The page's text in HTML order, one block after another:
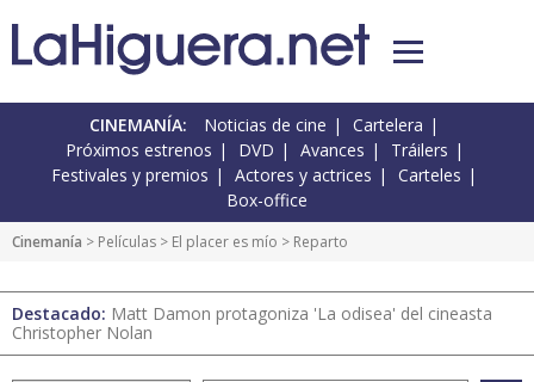
CINEMANÍA: Noticias de cine
Cartelera
Próximos estrenos
DVD Avances
Tráilers
Festivales y premios
Actores y actrices
Carteles
Box-office
Cinemanía > Películas > El placer es mío > Reparto
Destacado: Matt Damon protagoniza 'La odisea' del cineasta
Christopher Nolan